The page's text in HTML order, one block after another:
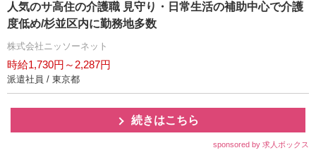
人気のサ高住の介護職 見守り・日常生活の補助中心で介護
度低め/杉並区内に勤務地多数
株式会社ニッソーネット
時給1,730円～2,287円
派遣社員 / 東京都
続きはこちら
sponsored by 求人ボックス